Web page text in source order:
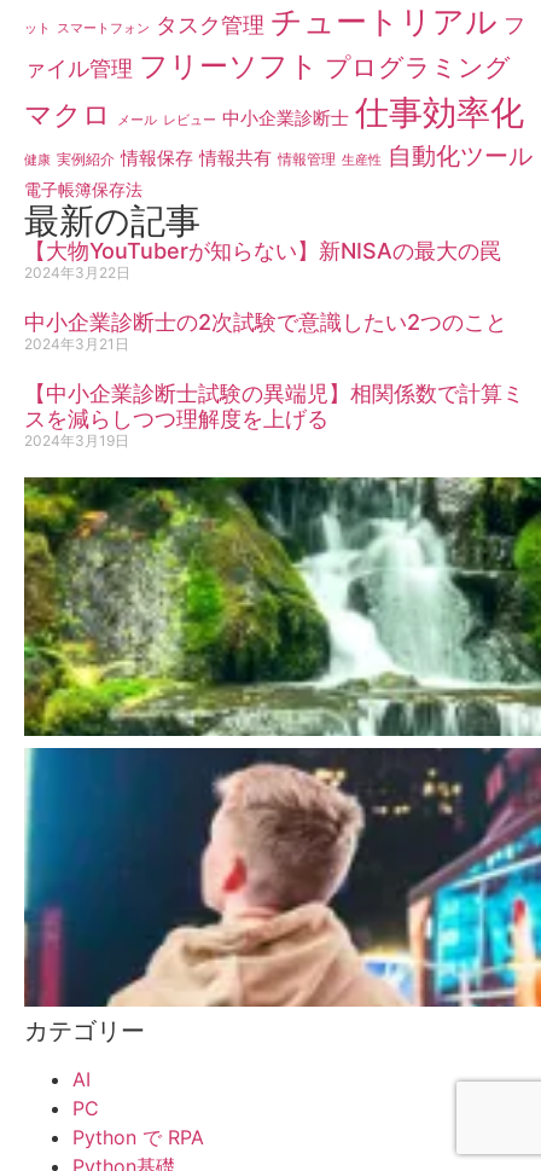
ット スマートフォン タスク管理 チュートリアル フ
ァイル管理 フリーソフト プログラミング
マクロ メール レビュー 中小企業診断士 仕事効率化
健康 実例紹介 情報保存 情報共有 情報管理 生産性 自動化ツール
電子帳簿保存法
最新の記事
【大物YouTuberが知らない】新NISAの最大の罠
2024年3月22日
中小企業診断士の2次試験で意識したい2つのこと
2024年3月21日
【中小企業診断士試験の異端児】相関係数で計算ミ
スを減らしつつ理解度を上げる
2024年3月19日
カテゴリー
AI
PC
Python で RPA
Python基礎